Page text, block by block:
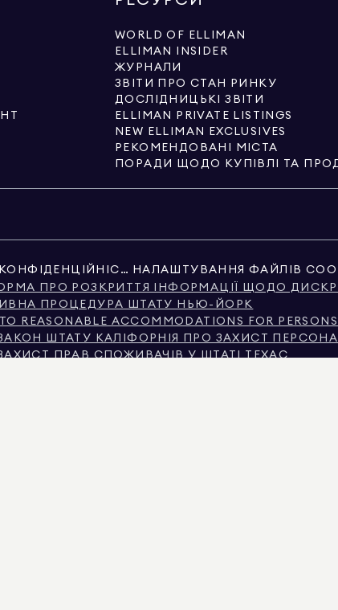
WORLD OF ELLIMAN
ELLIMAN INSIDER
ЖУРНАЛИ
ЗВІТИ ПРО СТАН РИНКУ
ДОСЛІДНИЦЬКІ ЗВІТИ
ELLIMAN PRIVATE LISTINGS
NEW ELLIMAN EXCLUSIVES
РЕКОМЕНДОВАНІ МІСТА
ПОРАДИ ЩОДО КУПІВЛІ ТА
КОНФІДЕНЦІЙНІСТЬ
ПРО РОЗКРИТТЯ ІНФОРМАЦІЇ ЩОДО
ПРОЦЕДУРА ШТАТУ НЬЮ-ЙОРК
REASONABLE ACCOMMODATIONS FOR
ШТАТУ КАЛІФОРНІЯ ПРО ЗАХИСТ
ПРАВ СПОЖИВАЧІВ У ШТАТІ ТЕХАС